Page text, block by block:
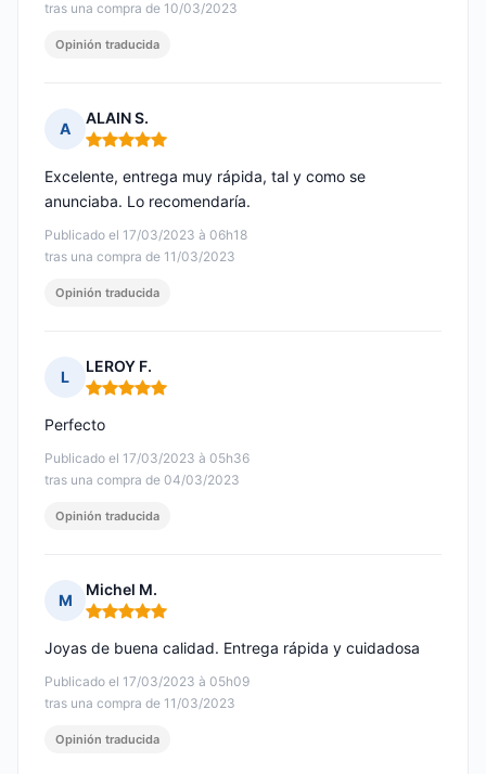
tras una compra de 10/03/2023
Opinión traducida
A
ALAIN S.
Nota: 5 de 5
Publicado el 17/03/2023 à 06h18
tras una compra de 11/03/2023
Excelente, entrega muy rápida, tal y como se
anunciaba. Lo recomendaría.
Opinión traducida
L
LEROY F.
Nota: 5 de 5
Publicado el 17/03/2023 à 05h36
tras una compra de 04/03/2023
Perfecto
Opinión traducida
M
Michel M.
Nota: 5 de 5
Publicado el 17/03/2023 à 05h09
tras una compra de 11/03/2023
Joyas de buena calidad. Entrega rápida y cuidadosa
Opinión traducida